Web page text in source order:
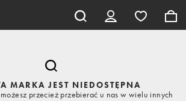
MARKA JEST NIEDOSTĘPNA
przecież przebierać u nas w wielu innych